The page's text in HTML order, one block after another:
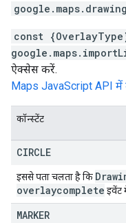
const
ऐक्सेस करें.
Maps JavaScript API में
कॉन्स्टेंट
CIRCLE
इससे पता चलता है कि
overlaycomplete इवेंट
MARKER